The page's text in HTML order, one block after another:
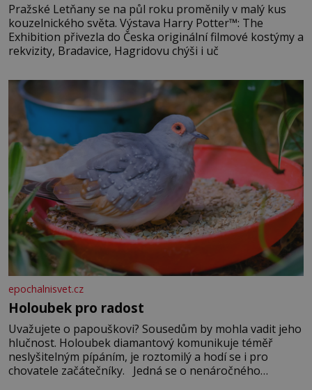
Pražské Letňany se na půl roku proměnily v malý kus
kouzelnického světa. Výstava Harry Potter™: The
Exhibition přivezla do Česka originální filmové kostýmy a
rekvizity, Bradavice, Hagridovu chýši i uč
epochalnisvet.cz
Holoubek pro radost
Uvažujete o papouškovi? Sousedům by mohla vadit jeho
hlučnost. Holoubek diamantový komunikuje téměř
neslyšitelným pípáním, je roztomilý a hodí se i pro
chovatele začátečníky. Jedná se o nenáročného